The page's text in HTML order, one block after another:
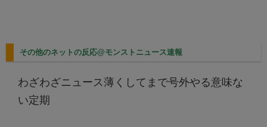
その他のネットの反応@モンストニュース速報
わざわざニュース薄くしてまで号外やる意味な
い定期